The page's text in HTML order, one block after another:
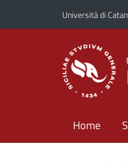
Vai al contenuto principale
Vai al menu di navigazione
Università di
Home